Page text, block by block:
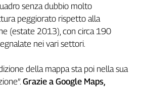
senza dubbio molto
peggiorato rispetto alla
(estate 2013), con circa 190
nei vari settori.
della mappa sta poi nella sua
Grazie a Google Maps,